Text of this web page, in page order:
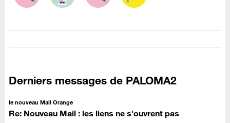
Derniers messages de PALOMA2
le nouveau Mail Orange
Re: Nouveau Mail : les liens ne s'ouvrent pas